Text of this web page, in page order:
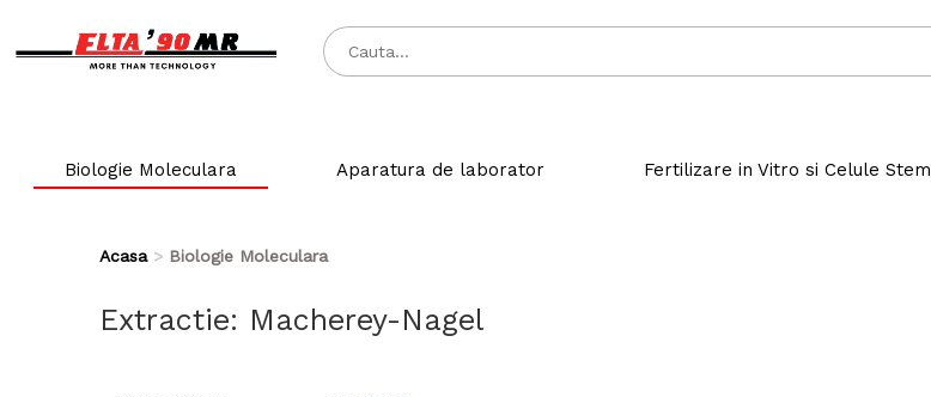
Biologie Moleculara Aparatura de laborator Fertilizare in Vitro si Celule Stem
Acasa Biologie Moleculara
Extractie: Macherey-Nagel